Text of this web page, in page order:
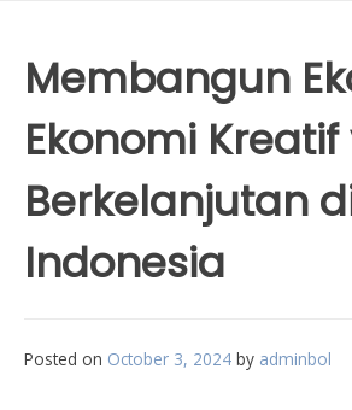
Membangun
Ekonomi
Berkelanjutan
Indonesia
Posted on October 3, 2024 by adminbol